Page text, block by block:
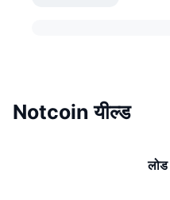
Notcoin यील्ड
लोड